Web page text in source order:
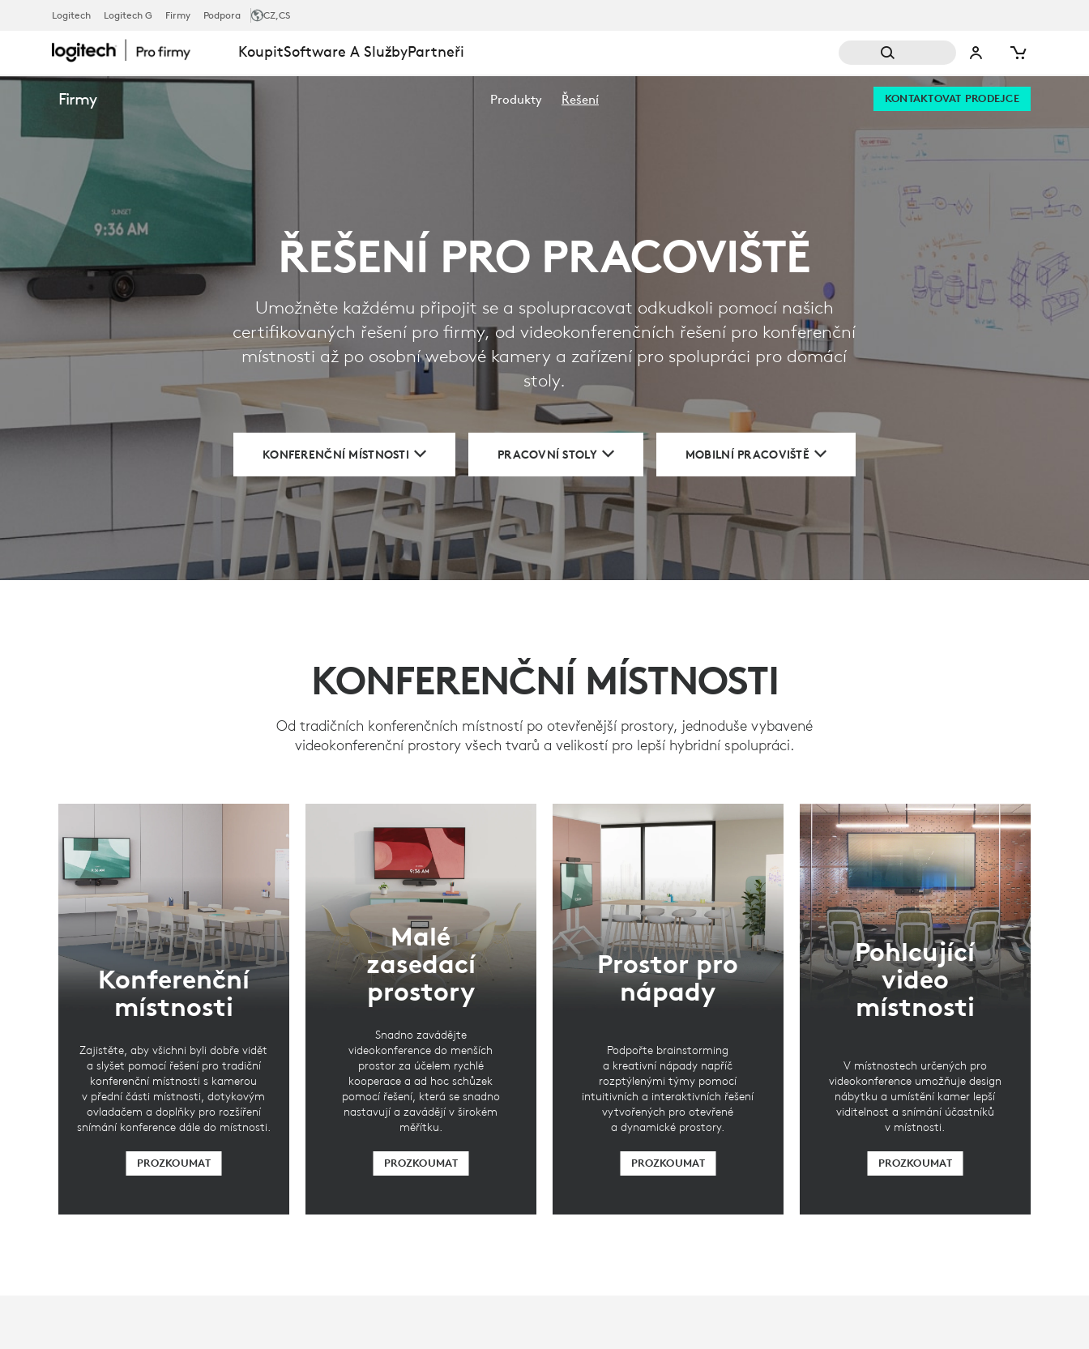
ŘEŠENÍ
PRO
FIRMY
Logitech Logitech G Firmy Podpora CZ,CS
KoupitSoftware A SlužbyPartneři
Firmy Produkty Řešení KONTAKTOVAT PRODEJCE
ŘEŠENÍ PRO PRACOVIŠTĚ
Umožněte každému připojit se a spolupracovat odkudkoli pomocí našich
certifikovaných řešení pro firmy, od videokonferenčních řešení pro konferenční
místnosti až po osobní webové kamery a zařízení pro spolupráci pro domácí
stoly.
KONFERENČNÍ MÍSTNOSTI PRACOVNÍ STOLY MOBILNÍ PRACOVIŠTĚ
KONFERENČNÍ MÍSTNOSTI
Od tradičních konferenčních místností po otevřenější prostory, jednoduše vybavené
videokonferenční prostory všech tvarů a velikostí pro lepší hybridní spolupráci.
Konferenční
místnosti
Zajistěte, aby všichni byli dobře vidět
a slyšet pomocí řešení pro tradiční
konferenční místnosti s kamerou
v přední části místnosti, dotykovým
ovladačem a doplňky pro rozšíření
snímání konference dále do místnosti.
PROZKOUMAT
Malé
zasedací
prostory
Snadno zavádějte
videokonference do menších
prostor za účelem rychlé
kooperace a ad hoc schůzek
pomocí řešení, která se snadno
nastavují a zavádějí v širokém
měřítku.
PROZKOUMAT
Prostor pro
nápady
Podpořte brainstorming
a kreativní nápady napříč
rozptýlenými týmy pomocí
intuitivních a interaktivních řešení
vytvořených pro otevřené
a dynamické prostory.
PROZKOUMAT
Pohlcující
video
místnosti
V místnostech určených pro
videokonference umožňuje design
nábytku a umístění kamer lepší
viditelnost a snímání účastníků
v místnosti.
PROZKOUMAT